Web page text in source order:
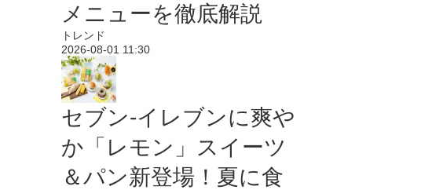
メニューを徹底解説
トレンド
2026-08-01 11:30
セブン‐イレブンに爽や
か「レモン」スイーツ
＆パン新登場！夏に食